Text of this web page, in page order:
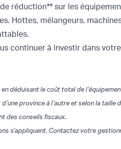
réduction** sur les
Hottes, mélangeurs,
continuer à investir dans
déduisant le coût total de
province à l’autre et selon la
des conseils fiscaux.
s'appliquent. Contactez votre